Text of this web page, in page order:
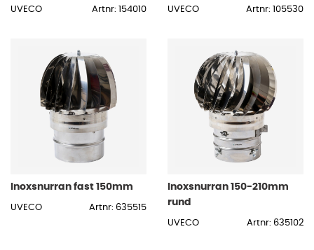
UVECO Artnr: 154010 UVECO Artnr: 105530
Inoxsnurran fast 150mm
UVECO Artnr: 635515
Inoxsnurran 150-210mm
rund
UVECO Artnr: 635102